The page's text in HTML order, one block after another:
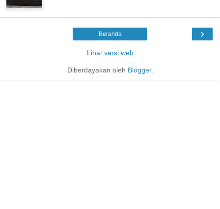
›
Beranda
Lihat versi web
Diberdayakan oleh Blogger.